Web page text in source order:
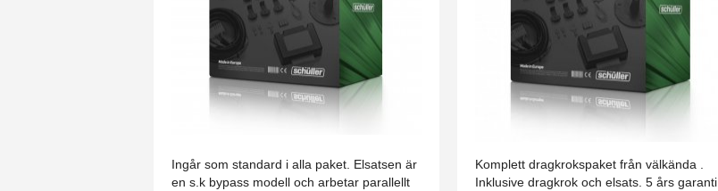
7-polig elsats - basic
Ingår som standard i alla paket. Elsatsen är
en s.k bypass modell och arbetar parallellt
13-polig standard elsats
Komplett dragkrokspaket från välkända .
Inklusive dragkrok och elsats. 5 års garanti.